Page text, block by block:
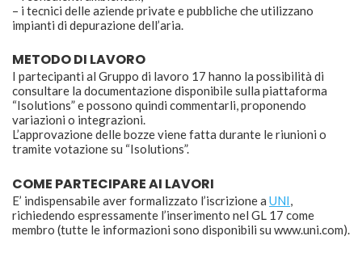
– i tecnici delle aziende private e pubbliche che utilizzano
impianti di depurazione dell’aria.
METODO DI LAVORO
I partecipanti al Gruppo di lavoro 17 hanno la possibilità di
consultare la documentazione disponibile sulla piattaforma
“Isolutions” e possono quindi commentarli, proponendo
variazioni o integrazioni.
L’approvazione delle bozze viene fatta durante le riunioni o
tramite votazione su “Isolutions”.
COME PARTECIPARE AI LAVORI
E’ indispensabile aver formalizzato l’iscrizione a UNI,
richiedendo espressamente l’inserimento nel GL 17 come
membro (tutte le informazioni sono disponibili su www.uni.com).